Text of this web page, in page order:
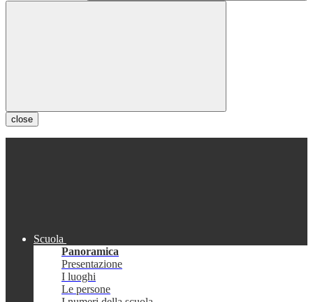
close
Scuola
Panoramica
Presentazione
I luoghi
Le persone